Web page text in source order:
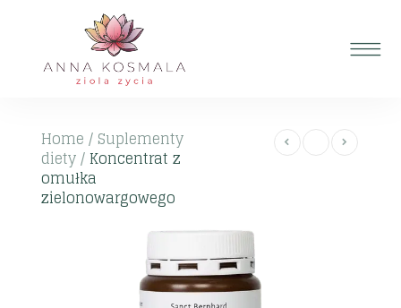
Home / Suplementy
diety/ Koncentrat z
omułka
zielonowargowego